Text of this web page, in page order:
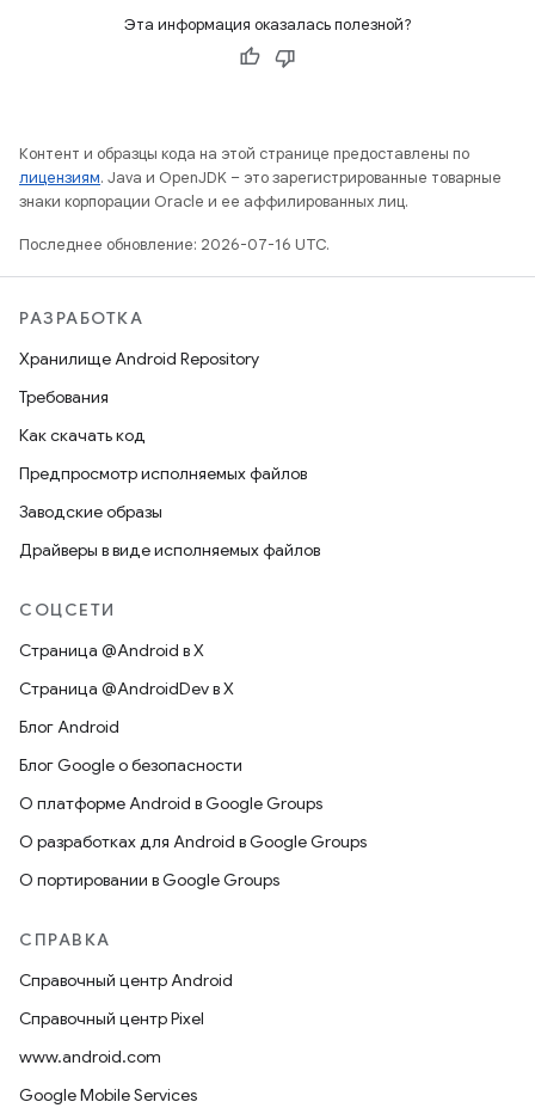
Эта информация оказалась полезной?
Контент и образцы кода на этой странице предоставлены по
лицензиям. Java и OpenJDK – это зарегистрированные товарные
знаки корпорации Oracle и ее аффилированных лиц.
Последнее обновление: 2026-07-16 UTC.
РАЗРАБОТКА
Хранилище Android Repository
Требования
Как скачать код
Предпросмотр исполняемых файлов
Заводские образы
Драйверы в виде исполняемых файлов
СОЦСЕТИ
Страница @Android в X
Страница @AndroidDev в X
Блог Android
Блог Google о безопасности
О платформе Android в Google Groups
О разработках для Android в Google Groups
О портировании в Google Groups
СПРАВКА
Справочный центр Android
Справочный центр Pixel
www.android.com
Google Mobile Services